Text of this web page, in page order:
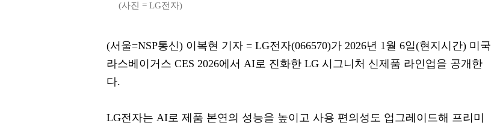
(사진 = LG전자)
(서울=NSP통신) 이복현 기자 = LG전자(066570)가 2026년 1월 6일(현지시간) 미국
라스베이거스 CES 2026에서 AI로 진화한 LG 시그니처 신제품 라인업을 공개한
다.
LG전자는 AI로 제품 본연의 성능을 높이고 사용 편의성도 업그레이드해 프리미